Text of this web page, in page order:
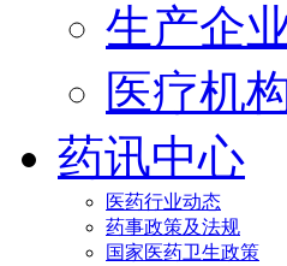
生产企
医疗机
药讯中心
医药行业动态
药事政策及法规
国家医药卫生政策